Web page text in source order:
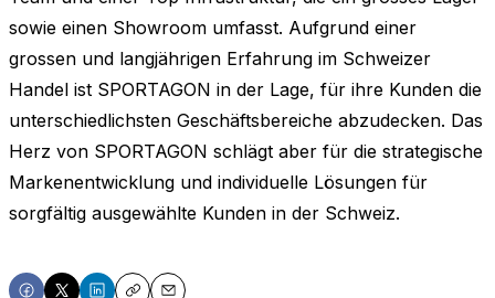
sowie einen Showroom umfasst. Aufgrund einer
grossen und langjährigen Erfahrung im Schweizer
Handel ist SPORTAGON in der Lage, für ihre Kunden die
unterschiedlichsten Geschäftsbereiche abzudecken. Das
Herz von SPORTAGON schlägt aber für die strategische
Markenentwicklung und individuelle Lösungen für
sorgfältig ausgewählte Kunden in der Schweiz.